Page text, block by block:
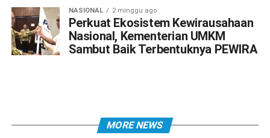
NASIONAL 2 minggu ago
Perkuat Ekosistem Kewirausahaan
Nasional, Kementerian UMKM
Sambut Baik Terbentuknya PEWIRA
MORE NEWS